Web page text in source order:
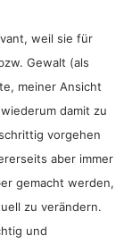
weil sie für
Gewalt (als
meiner Ansicht
damit zu
vorgehen
aber immer
gemacht werden,
zu verändern.
und